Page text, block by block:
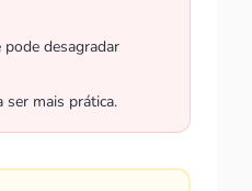
desagradar
ser mais prática.